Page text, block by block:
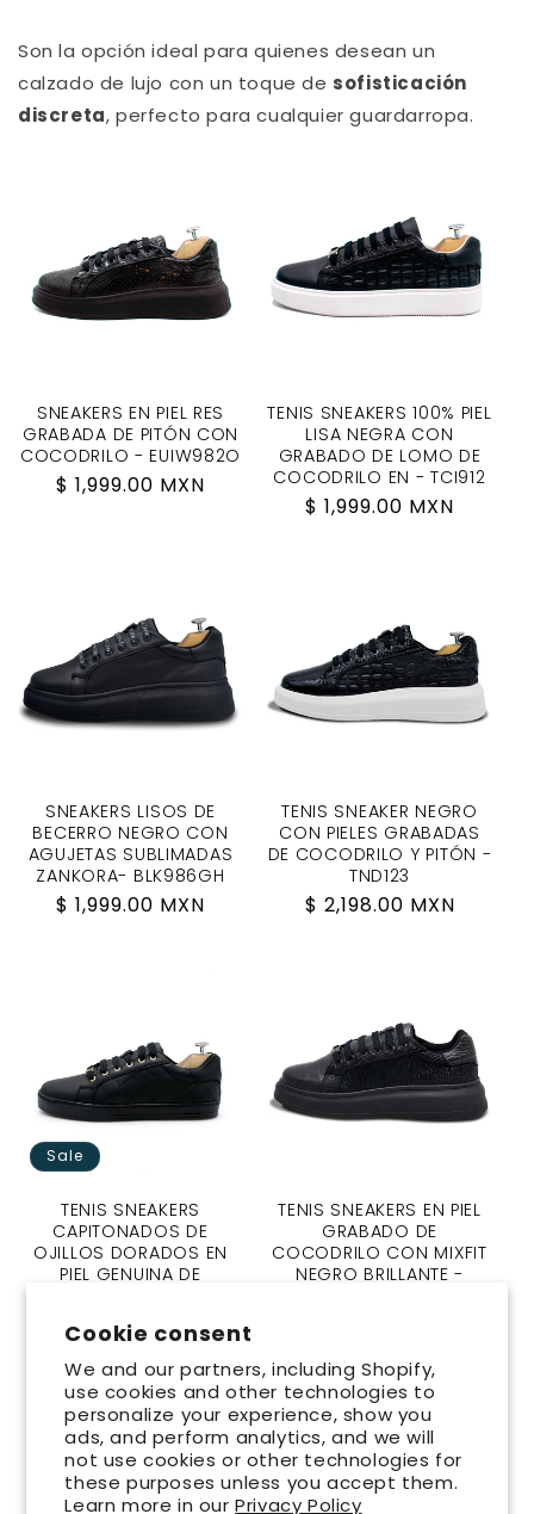
Cookie consent
We and our partners, including Shopify,
use cookies and other technologies to
personalize your experience, show you
ads, and perform analytics, and we will
not use cookies or other technologies for
these purposes unless you accept them.
Learn more in ourPrivacy Policy
Son la opción ideal para quienes desean un
calzado de lujo con un toque de sofisticación
discreta, perfecto para cualquier guardarropa.
SNEAKERS EN PIEL RES
GRABADA DE PITÓN CON
COCODRILO - EUIW982O
Regular
$ 1,999.00 MXN
TENIS SNEAKERS 100% PIEL
LISA NEGRA CON
GRABADO DE LOMO DE
COCODRILO EN - TCI912
Regular
$ 1,999.00 MXN
SNEAKERS LISOS DE
BECERRO NEGRO CON
AGUJETAS SUBLIMADAS
ZANKORA- BLK986GH
Regular
$ 1,999.00 MXN
TENIS SNEAKER NEGRO
CON PIELES GRABADAS
DE COCODRILO Y PITÓN -
TND123
Regular
$ 2,198.00 MXN
Sale
TENIS SNEAKERS
CAPITONADOS DE
OJILLOS DORADOS EN
PIEL GENUINA DE
Regular
price
$ 2,198.00 MXN Sale
price
$ 1,999.00 MXN
TENIS SNEAKERS EN PIEL
GRABADO DE
COCODRILO CON MIXFIT
NEGRO BRILLANTE -